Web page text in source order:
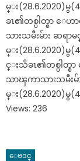
မ္း(28.6.2020)မွ
ခၤ၏တစ္ပါတ္စာ ေဟ
သားသမီးမ်ား ဆရာ
မ္း(28.6.2020)မွ
င္းသိခၤ၏တစ္ပါတ္စ
သာၾကာသားသမီးမ်
မ္း(28.6.2020)မွ
Views: 236
ေဗဒင္